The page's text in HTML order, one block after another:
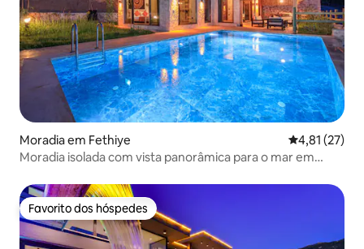
Moradia em Fethiye Classificação
4,81 (27)
Moradia isolada com vista panorâmica para o mar em
Favorito dos hóspedes
Favorito dos hóspedes